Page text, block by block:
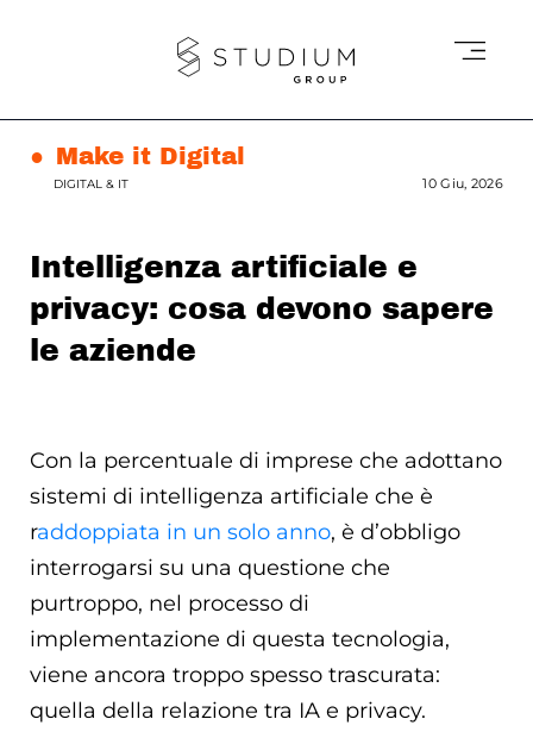
● Make it Digital
DIGITAL & IT 10 Giu, 2026
Intelligenza artificiale e
privacy: cosa devono sapere
le aziende
Con la percentuale di imprese che adottano
sistemi di intelligenza artificiale che è
raddoppiata in un solo anno, è d’obbligo
interrogarsi su una questione che
purtroppo, nel processo di
implementazione di questa tecnologia,
viene ancora troppo spesso trascurata:
quella della relazione tra IA e privacy.